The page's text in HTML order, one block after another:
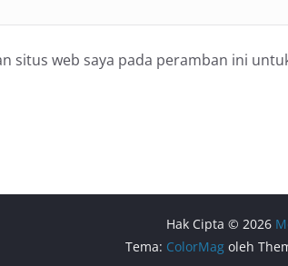
situs web saya pada peramban ini
Hak Cipta © 2026
Tema: ColorMag oleh